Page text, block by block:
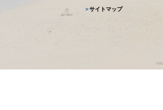
>サイトマップ